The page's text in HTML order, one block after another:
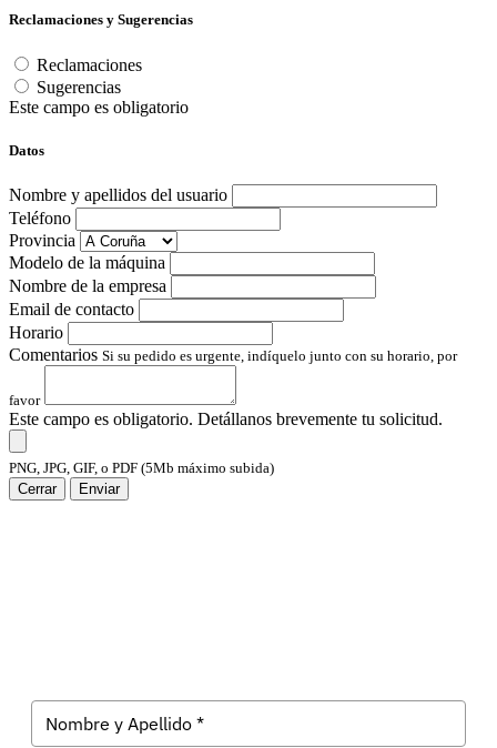
Reclamaciones y Sugerencias
Reclamaciones
Sugerencias
Este campo es obligatorio
Datos
Nombre y apellidos del usuario
Teléfono
Provincia
Modelo de la máquina
Nombre de la empresa
Email de contacto
Horario
Comentarios Si su pedido es urgente, indíquelo junto con su horario, por
favor
Este campo es obligatorio. Detállanos brevemente tu solicitud.
PNG, JPG, GIF, o PDF (5Mb máximo subida)
Cerrar
Enviar